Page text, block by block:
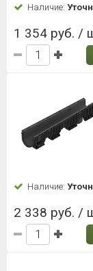
Наличие:
1 354 руб. /
Наличие:
2 338 руб. /